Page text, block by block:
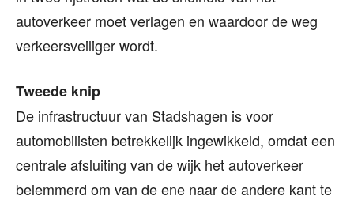
autoverkeer moet verlagen en waardoor de weg
verkeersveiliger wordt.
Tweede knip
De infrastructuur van Stadshagen is voor
automobilisten betrekkelijk ingewikkeld, omdat een
centrale afsluiting van de wijk het autoverkeer
belemmerd om van de ene naar de andere kant te